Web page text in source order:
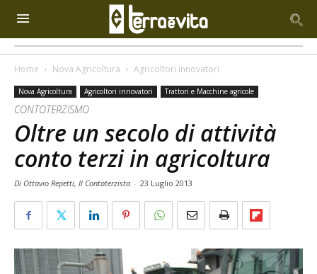
Home Nova Agricoltura Agricoltori innovatori
Nova Agricoltura Agricoltori innovatori Trattori e Macchine agricole
CONTOTERZISMO
Oltre un secolo di attività
conto terzi in agricoltura
Di Ottavio Repetti, Il Contoterzista - 23 Luglio 2013